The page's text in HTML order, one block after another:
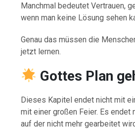
Manchmal bedeutet Vertrauen,
wenn man keine Lösung sehen
Genau das müssen die
jetzt lernen.
Gottes Plan
Dieses Kapitel endet nicht mit
mit einer großen Feier. Es endet
auf der nicht mehr gearbeitet